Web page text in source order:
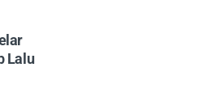
Lalu